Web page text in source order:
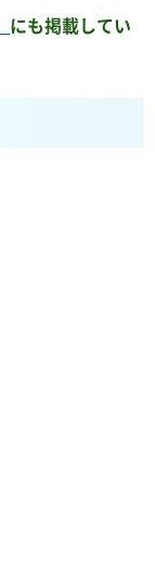
にも掲載してい